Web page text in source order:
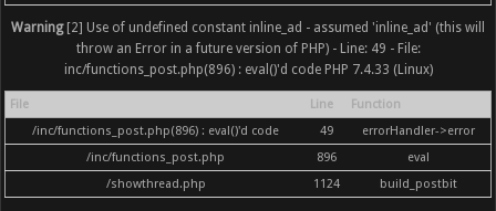
Warning[2] Use of undefined constant inline_ad - assumed 'inline_ad' (this will
throw an Error in a future version of PHP) - Line: 49 - File:
inc/functions_post.php(896) : eval()'d code PHP 7.4.33 (Linux)
File Line
Function
/inc/functions_post.php(896) : eval()'d code
49
errorHandler->error
/inc/functions_post.php
896
eval
/showthread.php
1124 build_postbit